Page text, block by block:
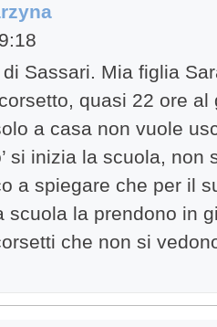
Sassari. Mia figlia
quasi 22 ore al
a casa non vuole
si inizia la scuola, non
a spiegare che per il
scuola la prendono in
che non si